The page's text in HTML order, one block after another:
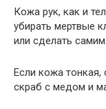
Кожа рук, как и
убирать мертвые
или сделать самим.
Если кожа тонкая,
скраб с медом и